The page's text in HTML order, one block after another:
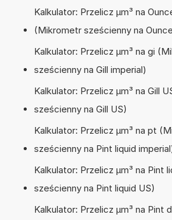
Kalkulator: Przelicz µm³ na
(Mikrometr sześcienny na
Kalkulator: Przelicz µm³ na gi
sześcienny na Gill imperial)
Kalkulator: Przelicz µm³ na Gill
sześcienny na Gill US)
Kalkulator: Przelicz µm³ na pt
sześcienny na Pint liquid
Kalkulator: Przelicz µm³ na Pint
sześcienny na Pint liquid US)
Kalkulator: Przelicz µm³ na Pint